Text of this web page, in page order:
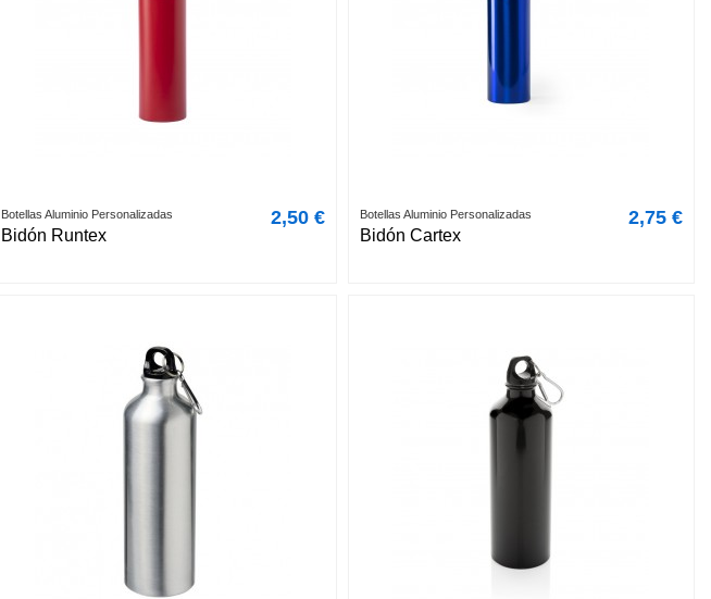
Botellas Aluminio Personalizadas
Bidón Runtex
2,50 € Botellas Aluminio Personalizadas
Bidón Cartex
2,75 €